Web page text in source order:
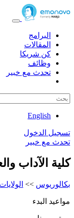
البرامج
المقالات
كن شريكا
وظائف
تحدث مع خبير
English
تسجيل الدخول
تحدث مع خبير
كلية الآداب
بكالوريوس >>
مواعيد البدء